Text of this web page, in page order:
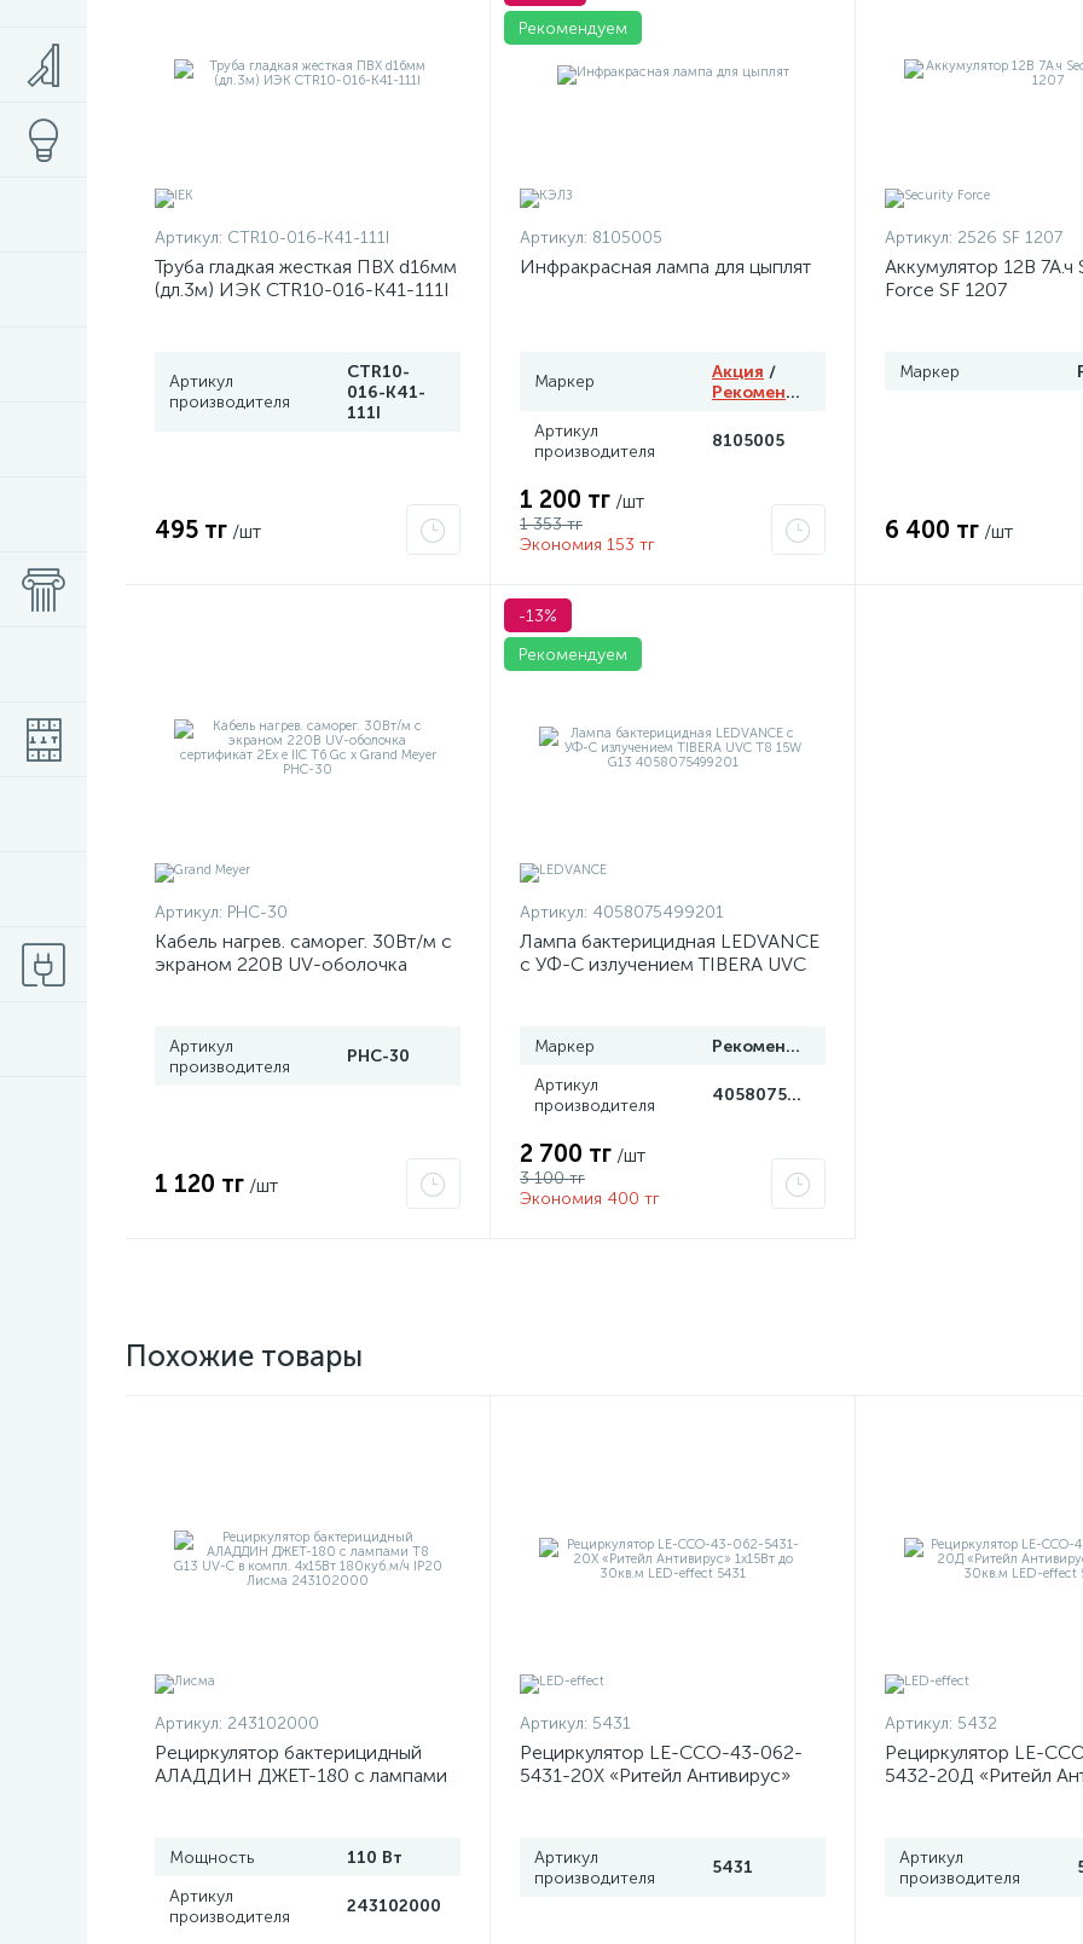
Артикул: CTR10-016-K41-111I
Труба гладкая жесткая ПВХ d16мм
(дл.3м) ИЭК CTR10-016-K41-111I
Артикул
производителя
CTR10-
016-K41-
111I
495 тг /шт
Рекомендуем
Артикул: 8105005
Инфракрасная лампа для цыплят
Маркер Акция /
Рекомендуем
Артикул
производителя
8105005
1 200 тг /шт
1 353 тг
Экономия 153 тг
Артикул: 2526 SF 1207
Аккумулятор 12В 7А.ч
Force SF 1207
Маркер
6 400 тг /шт
Артикул: PHC-30
Кабель нагрев. саморег. 30Вт/м с
экраном 220В UV-оболочка
Артикул
производителя
PHC-30
1 120 тг /шт
-13%
Рекомендуем
Артикул: 4058075499201
Лампа бактерицидная LEDVANCE
с УФ-С излучением TIBERA UVC
Маркер
Рекомендуем
Артикул
производителя
4058075499201
2 700 тг /шт
3 100 тг
Экономия 400 тг
Похожие товары
Артикул: 243102000
Рециркулятор бактерицидный
АЛАДДИН ДЖЕТ-180 с лампами
Мощность
110 Вт
Артикул
производителя
243102000
Артикул: 5431
Рециркулятор LE-ССО-43-062-
5431-20Х «Ритейл Антивирус»
Артикул
производителя
5431
Артикул: 5432
Рециркулятор LE-
5432-20Д «Ритейл
Артикул
производителя